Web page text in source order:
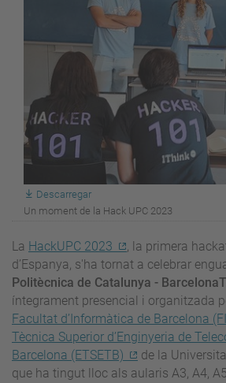
Descarregar
Un moment de la Hack UPC 2023
La HackUPC 2023
, la primera
d’Espanya, s'ha tornat a celebrar
Politècnica de Catalunya -
íntegrament presencial i organitzada
Facultat d’Informàtica de Barcelona
Tècnica Superior d’Enginyeria de
Barcelona (ETSETB)
de la
que ha tingut lloc als aularis A3, A4,